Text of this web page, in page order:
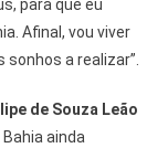
para que eu
Afinal, vou viver
a realizar”.
de Souza Leão
ainda